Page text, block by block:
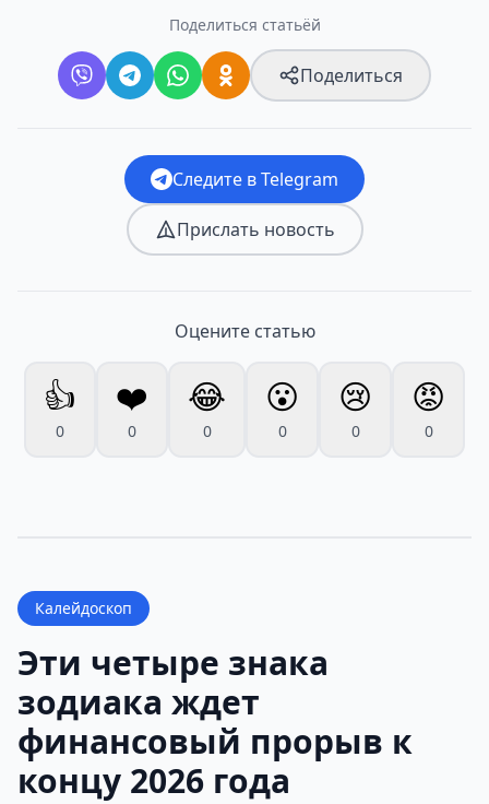
Поделиться статьёй
Поделиться
Следите в Telegram
Прислать новость
Оцените статью
👍
0
❤️
0
😂
0
😮
0
😢
0
😡
0
Калейдоскоп
Эти четыре знака
зодиака ждет
финансовый прорыв к
концу 2026 года